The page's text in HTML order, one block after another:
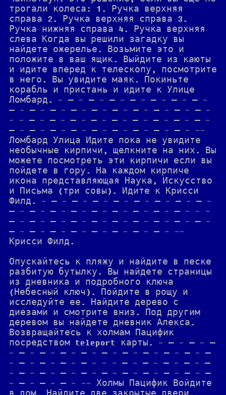
трогали колеса: 1. Ручка верхняя
справа 2. Ручка верхняя справа 3.
Ручка нижняя справа 4. Ручка верхняя
слева Когда вы решили загадку вы
найдете ожерелье. Возьмите это и
положите в ваш ящик. Выйдите из каюты
и идите вперед к телескопу, посмотрите
в него. Вы увидите маяк. Покиньте
корабль и пристань и идите к Улице
Ломбард. - — - — - — - — - — - — - — -
— - — - — - — - — - — - — - — - — - — -
- - — - — - — - — - — - — - — - — - — -
— - — - — - — - — - — - — - — - — - --
Ломбард Улица Идите пока не увидите
необычные кирпичи, щелкните на них. Вы
можете посмотреть эти кирпичи если вы
пойдете в гору. На каждом кирпиче
икона представляющая Наука, Искусство
и Письма (три совы). Идите к Крисси
Филд. - — - — - — - — - — - — - — - — -
— - — - — - — - — - — - — - — - — - - -
— - — - — - — - — - — - — - — - — - — -
— - — - — - — - — - — - — - — - --
Крисси Филд.
Опускайтесь к пляжу и найдите в песке
разбитую бутылку. Вы найдете страницы
из дневника и подробного ключа
(Небесный ключ). Пойдите в рощу и
исследуйте ее. Найдите дерево с
диезами и смотрите вниз. Под другим
деревом вы найдете дневник Алекса.
Возвращайтесь к холмам Пацифик
посредством teleport карты. - — - — - —
- — - — - — - — - — - — - — - — - — - —
- — - — - — - — - - - — - — - — - — - —
- — - — - — - — - — - — - — - — - — - —
- — - — - — - -- Холмы Пацифик Войдите